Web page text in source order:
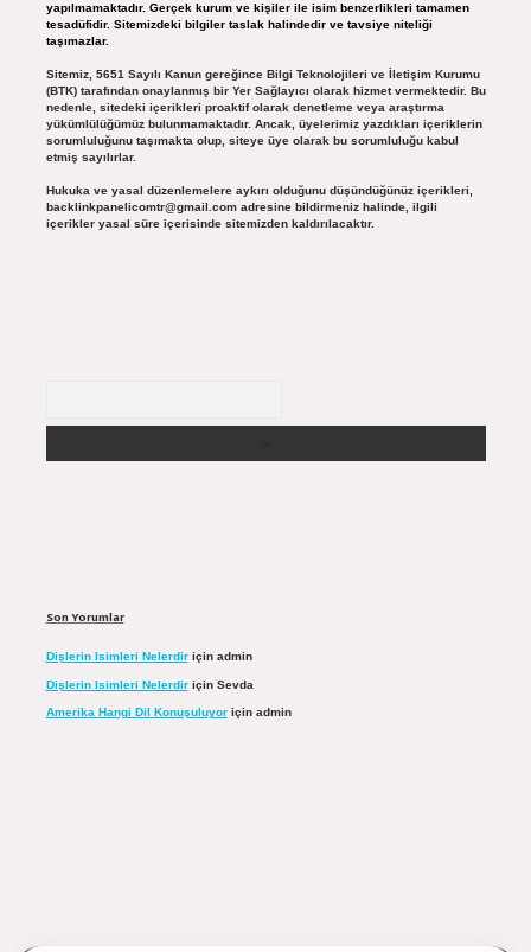
yapılmamaktadır. Gerçek kurum ve kişiler ile isim benzerlikleri tamamen
tesadüfidir. Sitemizdeki bilgiler taslak halindedir ve tavsiye niteliği
taşımazlar.
Sitemiz, 5651 Sayılı Kanun gereğince Bilgi Teknolojileri ve İletişim Kurumu
(BTK) tarafından onaylanmış bir Yer Sağlayıcı olarak hizmet vermektedir. Bu
nedenle, sitedeki içerikleri proaktif olarak denetleme veya araştırma
yükümlülüğümüz bulunmamaktadır. Ancak, üyelerimiz yazdıkları içeriklerin
sorumluluğunu taşımakta olup, siteye üye olarak bu sorumluluğu kabul
etmiş sayılırlar.
Hukuka ve yasal düzenlemelere aykırı olduğunu düşündüğünüz içerikleri,
backlinkpanelicomtr@gmail.comadresine bildirmeniz halinde, ilgili
içerikler yasal süre içerisinde sitemizden kaldırılacaktır.
Son Yorumlar
Dişlerin Isimleri Nelerdiriçin admin
Dişlerin Isimleri Nelerdiriçin Sevda
Amerika Hangi Dil Konuşuluyoriçin admin